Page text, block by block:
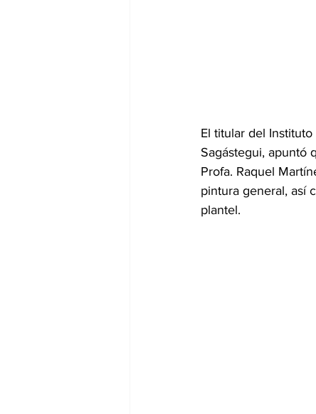
El titular del
Sagástegui, apuntó
Profa. Raquel
pintura general, así
plantel.